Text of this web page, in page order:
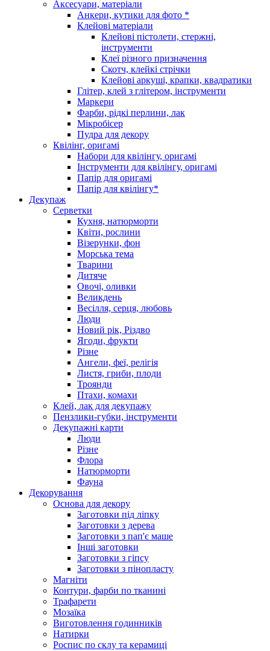
Аксесуари, матеріали
Анкери, кутики для фото *
Клейові матеріали
Клейові пістолети, стержні,
інструменти
Клеї різного призначення
Скотч, клейкі стрічки
Клейові аркуші, крапки, квадратики
Глітер, клей з глітером, інструменти
Маркери
Фарби, рідкі перлини, лак
Мікробісер
Пудра для декору
Квілінг, оригамі
Набори для квілінгу, оригамі
Інструменти для квілінгу, оригамі
Папір для оригамі
Папір для квілінгу*
Декупаж
Серветки
Кухня, натюрморти
Квіти, рослини
Візерунки, фон
Морська тема
Тварини
Дитяче
Овочі, оливки
Великдень
Весілля, серця, любовь
Люди
Новий рік, Різдво
Ягоди, фрукти
Різне
Ангели, феї, релігія
Листя, гриби, плоди
Троянди
Птахи, комахи
Клей, лак для декупажу
Пензлики-губки, інструменти
Декупажні карти
Люди
Різне
Флора
Натюрморти
Фауна
Декорування
Основа для декору
Заготовки під ліпку
Заготовки з дерева
Заготовки з пап'є маше
Інші заготовки
Заготовки з гіпсу
Заготовки з пінопласту
Магніти
Контури, фарби по тканині
Трафарети
Мозаїка
Виготовлення годинників
Натирки
Роспис по склу та керамиці